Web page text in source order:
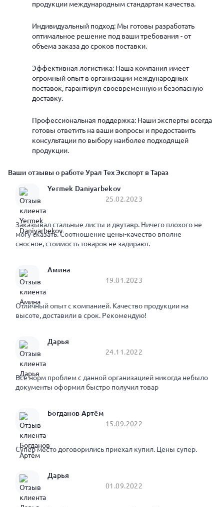
продукции международным стандартам качества.
Индивидуальный подход: Мы готовы разработать
оптимальное решение под ваши требования - от
объема заказа до сроков поставки.
Эффективная логистика: Наша компания имеет
огромный опыт в организации международных
поставок, гарантируя своевременную и безопасную
доставку.
Профессиональная поддержка: Наши эксперты всегда
готовы ответить на ваши вопросы и предоставить
консультации по выбору наиболее подходящей
продукции.
Ваши отзывы о работе Урал Тех Экспорт в Тараз
Yermek Daniyarbekov
25.02.2023
Заказывал стальные листы и двутавр. Ничего плохого не
могу сказать. Соотношение цены-качество вполне
сносное, стоимость товаров не задирают.
Амина
19.01.2023
Отличный опыт с компанией. Качество продукции на
высоте, доставили в срок. Рекомендую!
Дарья
24.11.2022
Все норм проблем с данной организацией никогда небыло
документы оформил быстро получил товар
Богданов Артём
15.09.2022
Супер место договорились приехал купил. Цены супер.
Дарья
01.09.2022